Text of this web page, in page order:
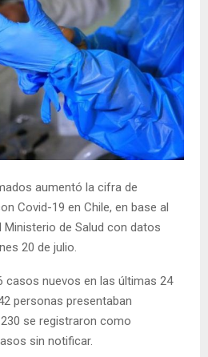
aumentó la cifra de
Covid-19 en Chile, en base al
de Salud con datos
20 de julio.
casos nuevos en las últimas 24
personas presentaban
se registraron como
sin notificar.